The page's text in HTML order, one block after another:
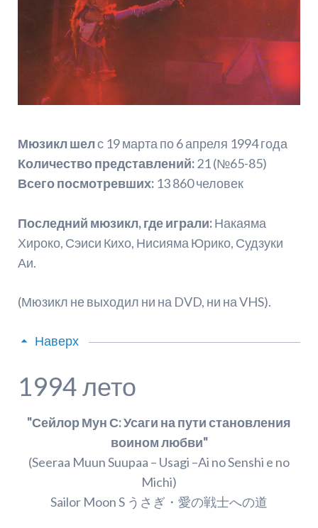
Мюзикл шелс 19 марта по 6 апреля 1994 года
Количество представлений:21 (№65-85)
Всего посмотревших:13 860 человек
Последний мюзикл, где играли:Накаяма
Хироко, Сэиси Кихо, Нисияма Юрико, Судзуки
Аи.
(Мюзикл не выходил ни на DVD, ни на VHS).
Наверх
1994 лето
"Сейлор Мун С: Усаги на пути становления
воином любви"
(Seeraa Muun Suupaa – Usagi –Ai no Senshi e no
Michi)
Sailor Moon S うさぎ・愛の戦士への道